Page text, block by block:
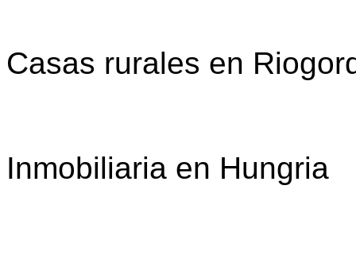
Casas rurales en
Inmobiliaria en Hungria